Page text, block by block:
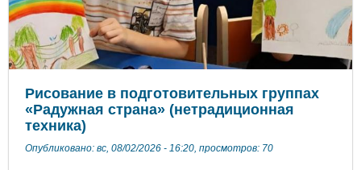
Рисование в подготовительных группах
«Радужная страна» (нетрадиционная
техника)
Опубликовано: вс, 08/02/2026 - 16:20, просмотров: 70